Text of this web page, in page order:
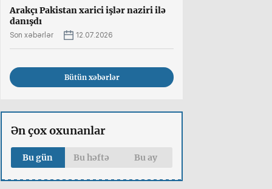
Arakçı Pakistan xarici işlər naziri ilə
danışdı
Son xəbərlər 12.07.2026
Bütün xəbərlər
Ən çox oxunanlar
Bu gün Bu həftə Bu ay